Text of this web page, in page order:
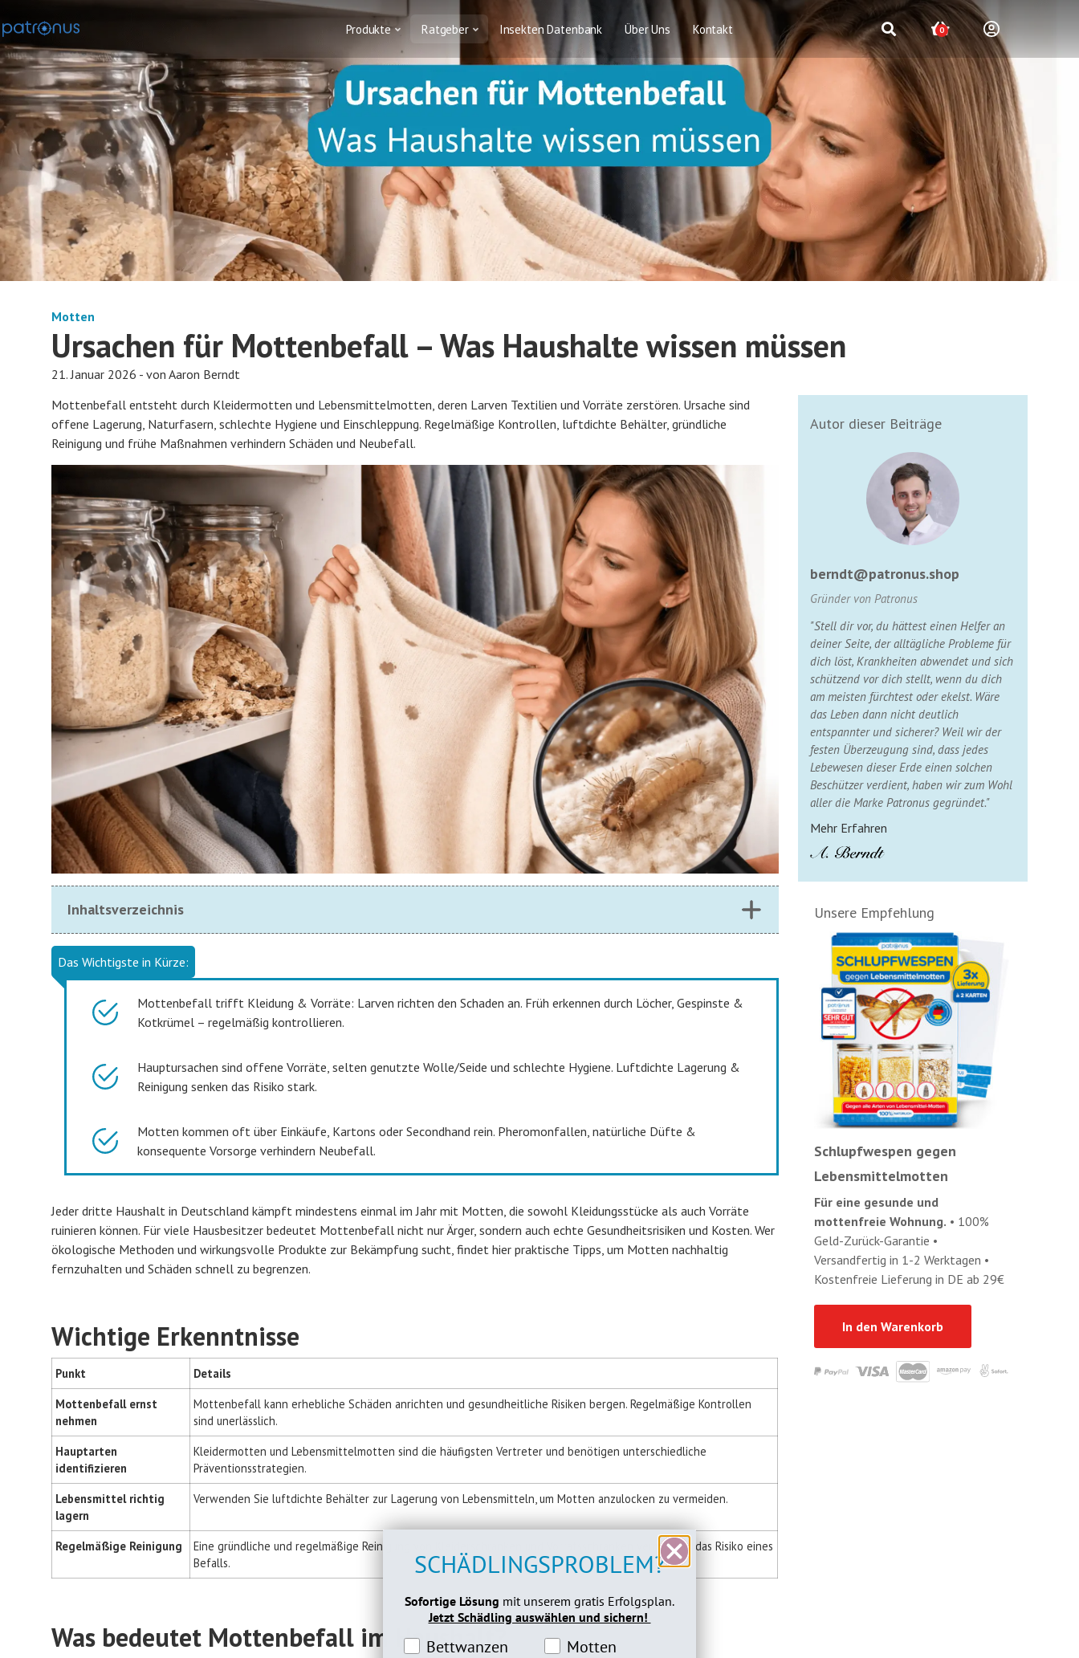
Produkte Ratgeber Insekten Datenbank Über Uns Kontakt 0
Motten
Ursachen für Mottenbefall – Was Haushalte wissen müssen
21. Januar 2026 - von Aaron Berndt
Mottenbefall entsteht durch Kleidermotten und Lebensmittelmotten, deren Larven Textilien und Vorräte zerstören. Ursache sind
offene Lagerung, Naturfasern, schlechte Hygiene und Einschleppung. Regelmäßige Kontrollen, luftdichte Behälter, gründliche
Reinigung und frühe Maßnahmen verhindern Schäden und Neubefall.
Inhaltsverzeichnis
Das Wichtigste in Kürze:
Mottenbefall trifft Kleidung & Vorräte: Larven richten den Schaden an. Früh erkennen durch Löcher, Gespinste &
Kotkrümel – regelmäßig kontrollieren.
Hauptursachen sind offene Vorräte, selten genutzte Wolle/Seide und schlechte Hygiene. Luftdichte Lagerung &
Reinigung senken das Risiko stark.
Motten kommen oft über Einkäufe, Kartons oder Secondhand rein. Pheromonfallen, natürliche Düfte &
konsequente Vorsorge verhindern Neubefall.
Jeder dritte Haushalt in Deutschland kämpft mindestens einmal im Jahr mit Motten, die sowohl Kleidungsstücke als auch Vorräte
ruinieren können. Für viele Hausbesitzer bedeutet Mottenbefall nicht nur Ärger, sondern auch echte Gesundheitsrisiken und Kosten. Wer
ökologische Methoden und wirkungsvolle Produkte zur Bekämpfung sucht, findet hier praktische Tipps, um Motten nachhaltig
fernzuhalten und Schäden schnell zu begrenzen.
Wichtige Erkenntnisse
Punkt
Details
Mottenbefall ernst
nehmen
Mottenbefall kann erhebliche Schäden anrichten und gesundheitliche Risiken bergen. Regelmäßige Kontrollen
sind unerlässlich.
Hauptarten
identifizieren
Kleidermotten und Lebensmittelmotten sind die häufigsten Vertreter und benötigen unterschiedliche
Präventionsstrategien.
Lebensmittel richtig
lagern
Verwenden Sie luftdichte Behälter zur Lagerung von Lebensmitteln, um Motten anzulocken zu vermeiden.
Regelmäßige Reinigung
Eine gründliche und regelmäßige Reinigung von Kleiderschränken und Vorratsschränken vermindert das Risiko eines
Befalls.
Was bedeutet Mottenbefall im Haushalt?
Autor dieser Beiträge
berndt@patronus.shop
Gründer von Patronus
"Stell dir vor, du hättest einen Helfer an
deiner Seite, der alltägliche Probleme für
dich löst, Krankheiten abwendet und sich
schützend vor dich stellt, wenn du dich
am meisten fürchtest oder ekelst. Wäre
das Leben dann nicht deutlich
entspannter und sicherer? Weil wir der
festen Überzeugung sind, dass jedes
Lebewesen dieser Erde einen solchen
Beschützer verdient, haben wir zum Wohl
aller die Marke Patronus gegründet."
Mehr Erfahren
Unsere Empfehlung
Schlupfwespen gegen
Lebensmittelmotten
Für eine gesunde und
mottenfreie Wohnung. • 100%
Geld-Zurück-Garantie •
Versandfertig in 1-2 Werktagen •
Kostenfreie Lieferung in DE ab 29€
In den Warenkorb
SCHÄDLINGSPROBLEM?
Sofortige Lösung mit unserem gratis Erfolgsplan.
Jetzt Schädling auswählen und sichern!
Bettwanzeninteresse
Bettwanzen Motteninteresse
Motten